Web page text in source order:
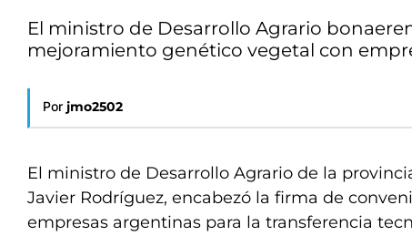
El ministro de Desarrollo Agrario
mejoramiento genético vegetal con
Por jmo2502
El ministro de Desarrollo Agrario de la
Javier Rodríguez, encabezó la firma de
empresas argentinas para la transferencia